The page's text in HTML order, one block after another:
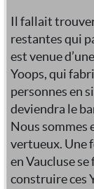
Il fallait
restantes qui
est venue
Yoops, qui
personnes en
deviendra le
Nous sommes
vertueux. Une
en Vaucluse
construire ces